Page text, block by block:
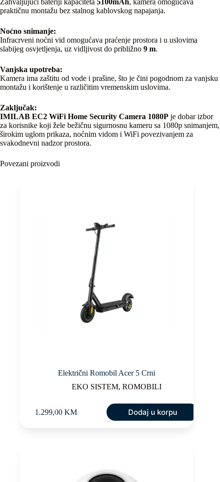
Zahvaljujući bateriji kapaciteta 5100mAh, kamera omogućava
praktičnu montažu bez stalnog kablovskog napajanja.
Noćno snimanje:
Infracrveni noćni vid omogućava praćenje prostora i u uslovima
slabijeg osvjetljenja, uz vidljivost do približno 9 m.
Vanjska upotreba:
Kamera ima zaštitu od vode i prašine, što je čini pogodnom za vanjsku
montažu i korištenje u različitim vremenskim uslovima.
Zaključak:
IMILAB EC2 WiFi Home Security Camera 1080P je dobar izbor
za korisnike koji žele bežičnu sigurnosnu kameru sa 1080p snimanjem,
širokim uglom prikaza, noćnim vidom i WiFi povezivanjem za
svakodnevni nadzor prostora.
Povezani proizvodi
Električni Romobil Acer 5 Crni
EKO SISTEM, ROMOBILI
1.299,00 KM Dodaj u korpu